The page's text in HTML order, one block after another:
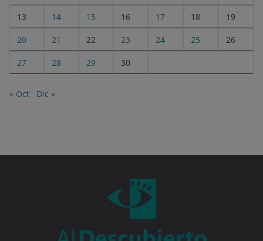
13 14 15 16 17 18 19
20 21 22 23 24 25 26
27 28 29 30
« Oct Dic »